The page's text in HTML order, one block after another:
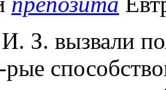
З. вызвали
рые